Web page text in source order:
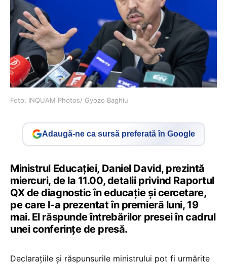
Foto: INQUAM Photos/ Gyozo Baghiu
Adaugă-ne ca sursă preferată în Google
Ministrul Educației, Daniel David, prezintă
miercuri, de la 11.00, detalii privind Raportul
QX de diagnostic în educație și cercetare,
pe care l-a prezentat în premieră luni, 19
mai. El răspunde întrebărilor presei în cadrul
unei conferințe de presă.
Declarațiile și răspunsurile ministrului pot fi urmărite